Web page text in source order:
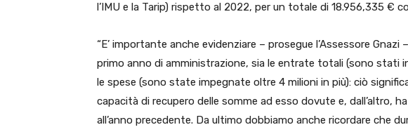
l’IMU e la Tarip) rispetto al 2022, per un totale di 18.956,335 €
“E’ importante anche evidenziare – prosegue l’Assessore
primo anno di amministrazione, sia le entrate totali (sono stati
le spese (sono state impegnate oltre 4 milioni in più): ciò
capacità di recupero delle somme ad esso dovute e, dall’altro,
all’anno precedente. Da ultimo dobbiamo anche ricordare che